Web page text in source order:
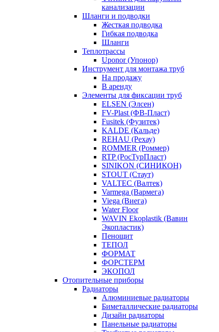
канализации
Шланги и подводки
Жесткая подводка
Гибкая подводка
Шланги
Теплотрассы
Uponor (Упонор)
Инструмент для монтажа труб
На продажу
В аренду
Элементы для фиксации труб
ELSEN (Элсен)
FV-Plast (ФВ-Пласт)
Fusitek (Фузитек)
KALDE (Кальде)
REHAU (Рехау)
ROMMER (Роммер)
RTP (РосТурПласт)
SINIKON (СИНИКОН)
STOUT (Стаут)
VALTEC (Валтек)
Varmega (Вармега)
Viega (Виега)
Water Floor
WAVIN Ekoplastik (Вавин
Экопластик)
Пенощит
ТЕПОЛ
ФОРМАТ
ФОРСТЕРМ
ЭКОПОЛ
Отопительные приборы
Радиаторы
Алюминиевые радиаторы
Биметаллические радиаторы
Дизайн радиаторы
Панельные радиаторы